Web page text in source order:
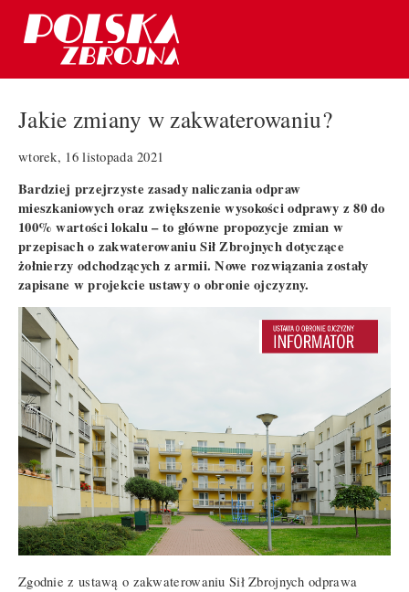
Jakie zmiany w zakwaterowaniu?
wtorek, 16 listopada 2021
Bardziej przejrzyste zasady naliczania odpraw
mieszkaniowych oraz zwiększenie wysokości odprawy z 80 do
100% wartości lokalu – to główne propozycje zmian w
przepisach o zakwaterowaniu Sił Zbrojnych dotyczące
żołnierzy odchodzących z armii. Nowe rozwiązania zostały
zapisane w projekcie ustawy o obronie ojczyzny.
Zgodnie z ustawą o zakwaterowaniu Sił Zbrojnych odprawa